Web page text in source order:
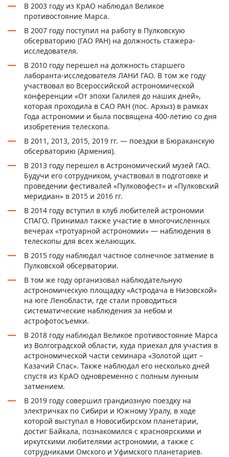
В 2003 году из КрАО наблюдал Великое
противостояние Марса.
В 2007 году поступил на работу в Пулковскую
обсерваторию (ГАО РАН) на должность стажера-
исследователя.
В 2010 году перешел на должность старшего
лаборанта-исследователя ЛАНИ ГАО. В том же году
участвовал во Всероссийской астрономической
конференции «От эпохи Галилея до наших дней»,
которая проходила в САО РАН (пос. Архыз) в рамках
Года астрономии и была посвящена 400-летию со дня
изобретения телескопа.
В 2011, 2013, 2015, 2019 гг. — поездки в Бюраканскую
обсерваторию (Армения).
В 2013 году перешел в Астрономический музей ГАО.
Будучи его сотрудником, участвовал в подготовке и
проведении фестивалей «Пулковофест» и «Пулковский
меридиан» в 2015 и 2016 гг.
В 2014 году вступил в клуб любителей астрономии
СПАГО. Принимал также участие в многочисленных
вечерах «тротуарной астрономии» — наблюдения в
телескопы для всех желающих.
В 2015 году наблюдал частное солнечное затмение в
Пулковской обсерватории.
В том же году организовал наблюдательную
астрономическую площадку «Астродача в Низовской»
на юге Ленобласти, где стали проводиться
систематические наблюдения за небом и
астрофотосъемки.
В 2018 году наблюдал Великое противостояние Марса
из Волгоградской области, куда приехал для участия в
астрономической части семинара «Золотой щит –
Казачий Спас». Также наблюдал его несколько дней
спустя из КрАО одновременно с полным лунным
затмением.
В 2019 году совершил грандиозную поездку на
электричках по Сибири и Южному Уралу, в ходе
которой выступал в Новосибирском планетарии,
достиг Байкала, познакомился с красноярскими и
иркутскими любителями астрономии, а также с
сотрудниками Омского и Уфимского планетариев.